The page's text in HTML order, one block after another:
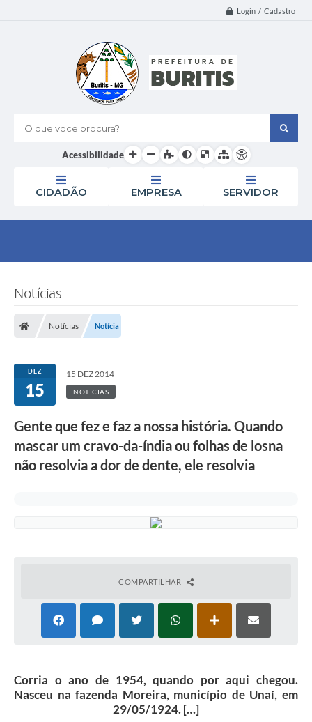
Login / Cadastro
O que voce procura?
Acessibilidade
CIDADÃO EMPRESA SERVIDOR
Notícias
Notícias Notícia
DEZ
15
15 DEZ 2014
NOTICIAS
Gente que fez e faz a nossa história. Quando
mascar um cravo-da-índia ou folhas de losna
não resolvia a dor de dente, ele resolvia
COMPARTILHAR
Corria o ano de 1954, quando por aqui chegou.
Nasceu na fazenda Moreira, município de Unaí, em
29/05/1924. […]